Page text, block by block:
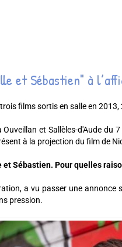
et Sébastien" à
films sortis en salle en
et Sallèles-d'Aude
à la projection du film de
Sébastien. Pour quelles
a vu passer une annonce
pression.